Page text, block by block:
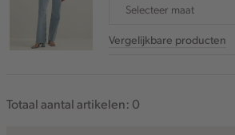
Selecteer maat
Vergelijkbare producten
Totaal aantal artikelen: 0